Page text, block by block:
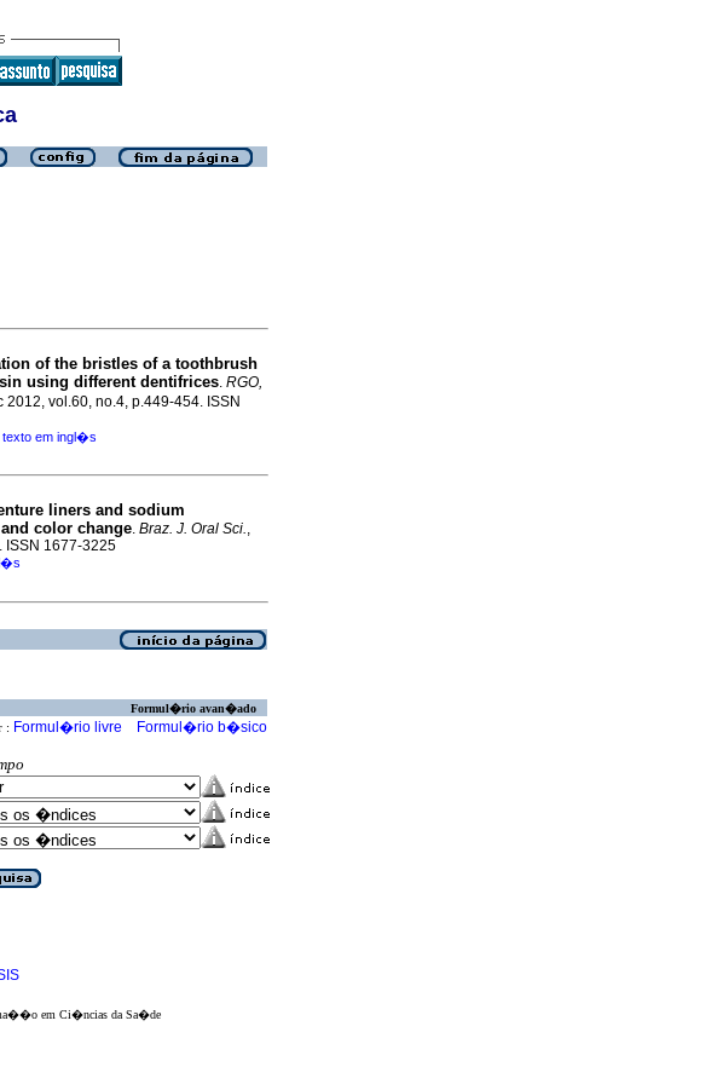
of the bristles of a toothbrush
using different dentifrices. RGO,
2012, vol.60, no.4, p.449-454. ISSN
texto em ingl�s
liners and sodium
color change. Braz. J. Oral Sci.,
ISSN 1677-3225
Formul�rio avan�ado
: Formul�rio livre Formul�rio b�sico
em Ci�ncias da Sa�de